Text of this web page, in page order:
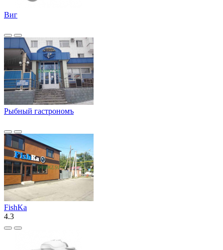
Виг
Рыбный гастрономъ
FishKa
4.3